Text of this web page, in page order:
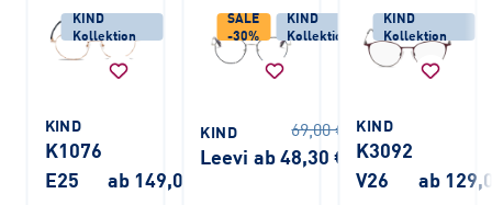
KIND
Kollektion
KIND
K1076
E25
ab 149,00 €
SALE
-30%
KIND
Kollektion
KIND
Leevi
69,00 €
ab 48,30 €
KIND
Kollektion
KIND
K3092
V26
ab